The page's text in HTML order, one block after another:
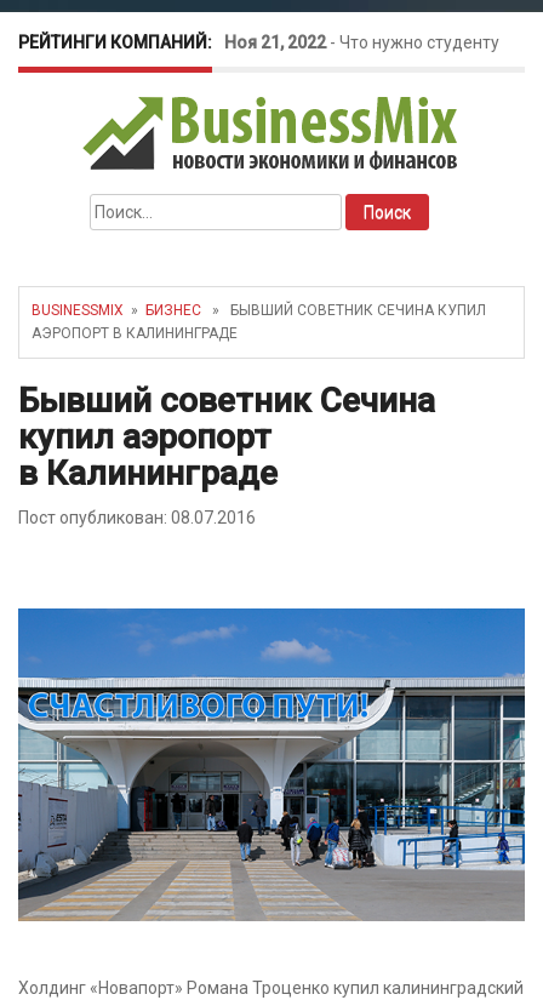
РЕЙТИНГИ КОМПАНИЙ: Ноя 21, 2022- Что нужно студенту
для открытия бизнеса?
Окт 26, 2022-Телефония для
amoCRM: лучшие инструменты для
бизнеса
Май 16, 2022
как защитить свой бизнес?
Найти:
BUSINESSMIX » БИЗНЕС » БЫВШИЙ СОВЕТНИК СЕЧИНА КУПИЛ
АЭРОПОРТ В КАЛИНИНГРАДЕ
Бывший советник Сечина
купил аэропорт
в Калининграде
Пост опубликован: 08.07.2016
Холдинг «Новапорт» Романа Троценко купил калининградский